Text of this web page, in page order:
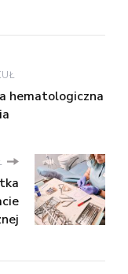
hematologiczna